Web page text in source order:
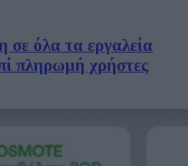
όλα τα εργαλεία
πληρωμή χρήστες